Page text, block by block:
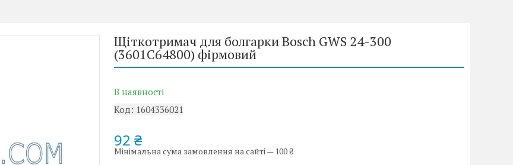
Щіткотримач для болгарки Bosch GWS 24-300
(3601C64800) фірмовий
В наявності
Код: 1604336021
92 ₴
Мінімальна сума замовлення на сайті — 100 ₴